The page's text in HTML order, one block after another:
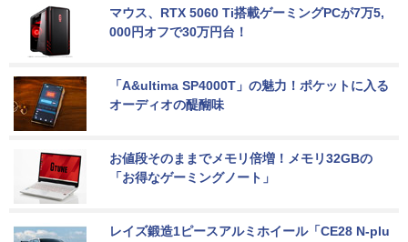
マウス、RTX 5060 Ti搭載ゲーミングPCが7万5,
000円オフで30万円台！
「A&ultima SP4000T」の魅力！ポケットに入る
オーディオの醍醐味
お値段そのままでメモリ倍増！メモリ32GBの
「お得なゲーミングノート」
レイズ鍛造1ピースアルミホイール「CE28 N-plu